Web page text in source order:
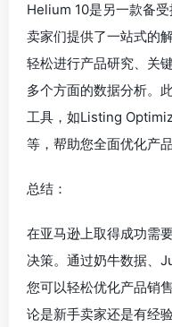
Helium 10是另一款备
卖家们提供了一站式的
轻松进行产品研究、关
多个方面的数据分析。
工具，如Listing
等，帮助您全面优化产
总结：
在亚马逊上取得成功需
决策。通过奶牛数据、
您可以轻松优化产品销
论是新手卖家还是有经